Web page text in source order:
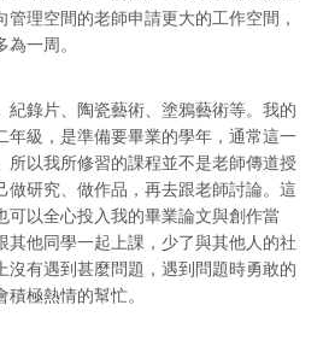
理空間的老師申請更大的工作空間，
一周。
紀錄片、陶瓷藝術、塗鴉藝術等。我的
年級，是準備要畢業的學年，通常這一
所以我所修習的課程並不是老師傳道授
做研究、做作品，再去跟老師討論。這
可以全心投入我的畢業論文與創作當
其他同學一起上課，少了與其他人的社
沒有遇到甚麼問題，遇到問題時勇敢的
極熱情的幫忙。